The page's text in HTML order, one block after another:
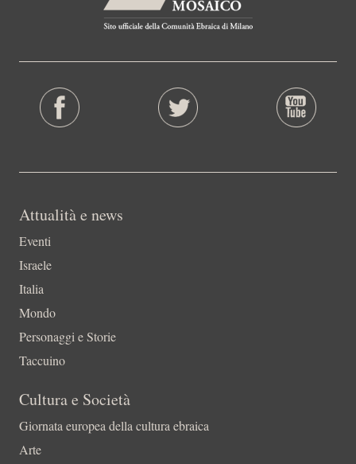
Attualità e news
Eventi
Israele
Italia
Mondo
Personaggi e Storie
Taccuino
Cultura e Società
Giornata europea della cultura ebraica
Arte